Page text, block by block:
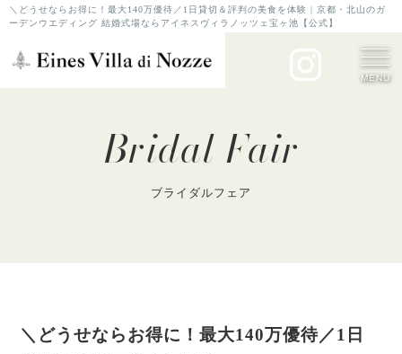
＼どうせならお得に！最大140万優待／1日貸切＆評判の美食を体験 | 京都・北山のガ
ーデンウエディング 結婚式場ならアイネスヴィラノッツェ宝ヶ池【公式】
MENU
Bridal Fair
ブライダルフェア
＼どうせならお得に！最大140万優待／1日